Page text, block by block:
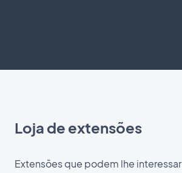
Loja de extensões
Extensões que podem lhe interessar